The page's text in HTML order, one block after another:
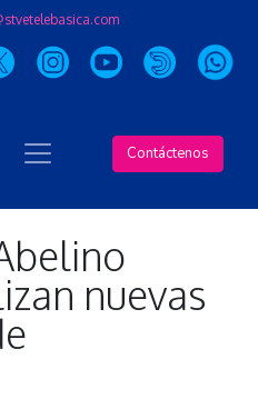
Contáctenos
nuevas